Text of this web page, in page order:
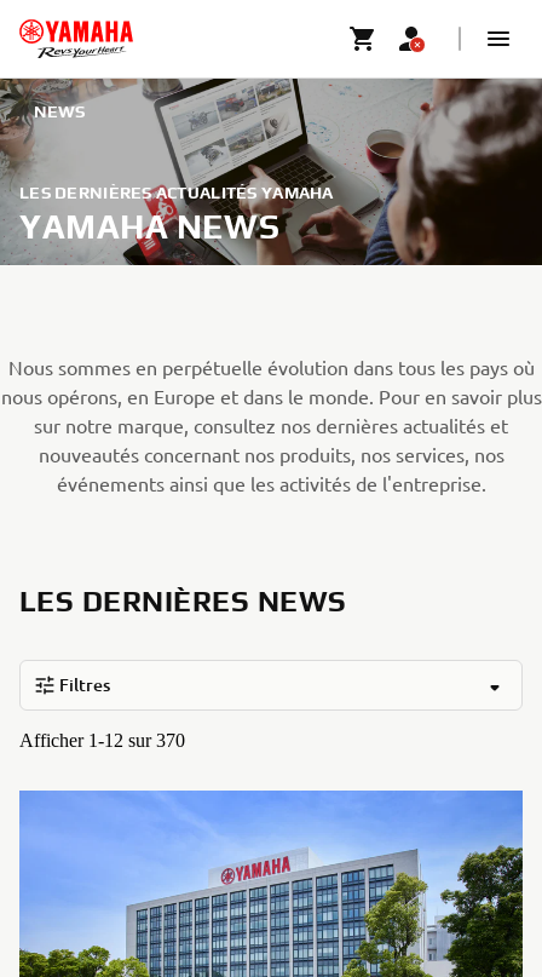
NEWS
LES DERNIÈRES ACTUALITÉS YAMAHA
YAMAHA NEWS
Nous sommes en perpétuelle évolution dans tous les pays où
nous opérons, en Europe et dans le monde. Pour en savoir plus
sur notre marque, consultez nos dernières actualités et
nouveautés concernant nos produits, nos services, nos
événements ainsi que les activités de l'entreprise.
LES DERNIÈRES NEWS
Filtres
Afficher 1-12 sur 370